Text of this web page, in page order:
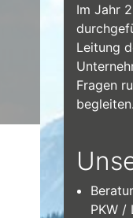
Im Jahr
Leitung
Fragen
begleiten.
PKW /